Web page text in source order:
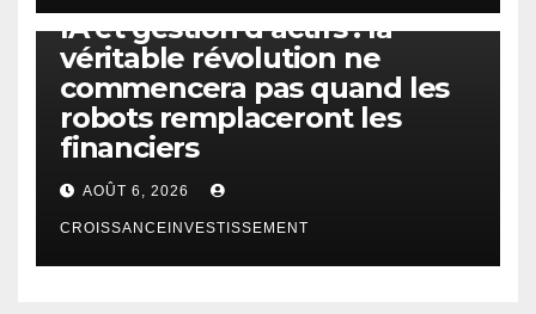
IA et gestion d’actifs : la
véritable révolution ne
commencera pas quand les
robots remplaceront les
financiers
AOÛT 6, 2026
CROISSANCEINVESTISSEMENT